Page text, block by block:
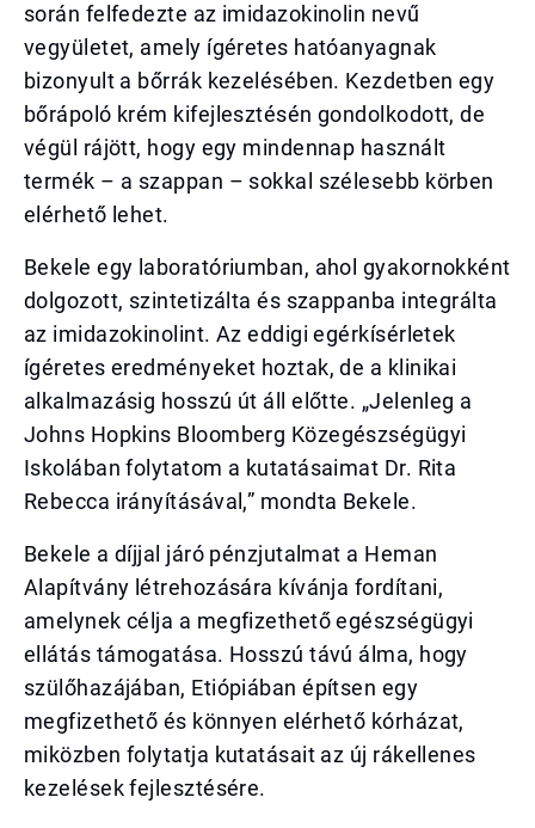
során felfedezte az imidazokinolin nevű
vegyületet, amely ígéretes hatóanyagnak
bizonyult a bőrrák kezelésében. Kezdetben egy
bőrápoló krém kifejlesztésén gondolkodott, de
végül rájött, hogy egy mindennap használt
termék – a szappan – sokkal szélesebb körben
elérhető lehet.
Bekele egy laboratóriumban, ahol gyakornokként
dolgozott, szintetizálta és szappanba integrálta
az imidazokinolint. Az eddigi egérkísérletek
ígéretes eredményeket hoztak, de a klinikai
alkalmazásig hosszú út áll előtte. „Jelenleg a
Johns Hopkins Bloomberg Közegészségügyi
Iskolában folytatom a kutatásaimat Dr. Rita
Rebecca irányításával,” mondta Bekele.
Bekele a díjjal járó pénzjutalmat a Heman
Alapítvány létrehozására kívánja fordítani,
amelynek célja a megfizethető egészségügyi
ellátás támogatása. Hosszú távú álma, hogy
szülőhazájában, Etiópiában építsen egy
megfizethető és könnyen elérhető kórházat,
miközben folytatja kutatásait az új rákellenes
kezelések fejlesztésére.